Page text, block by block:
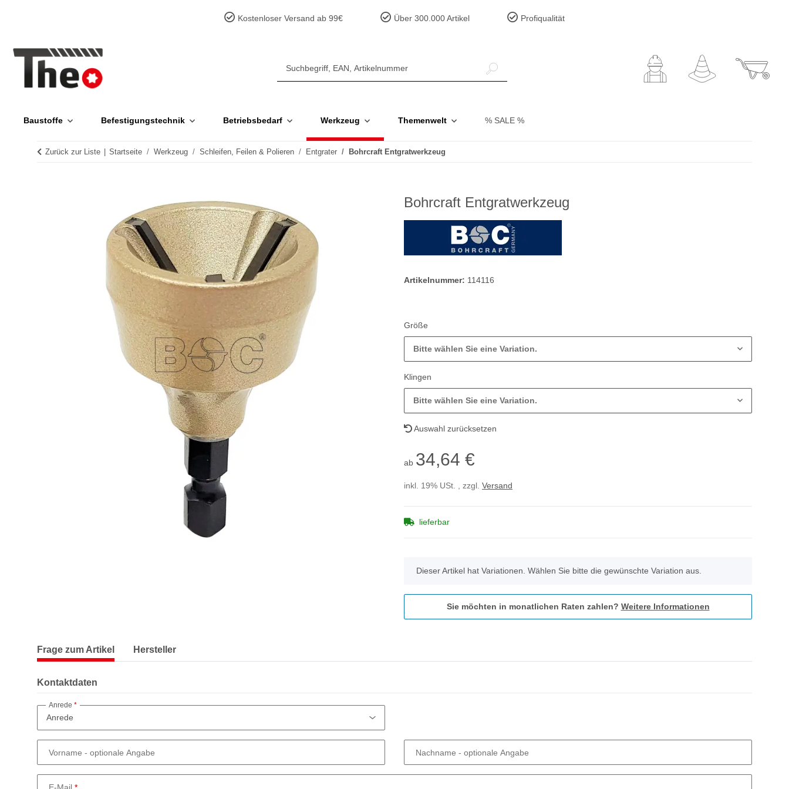
Kostenloser Versand ab 99€ Über 300.000 Artikel Profiqualität
Baustoffe Befestigungstechnik Betriebsbedarf Werkzeug Themenwelt % SALE %
Zurück zur Liste Startseite Werkzeug Schleifen, Feilen & Polieren Entgrater Bohrcraft Entgratwerkzeug
Bohrcraft Entgratwerkzeug
Artikelnummer: 114116
Größe
Bitte wählen Sie eine Variation.
Klingen
Bitte wählen Sie eine Variation.
Auswahl zurücksetzen
ab 34,64 €
inkl. 19% USt. , zzgl. Versand
lieferbar
x
Dieser Artikel hat Variationen. Wählen Sie bitte die gewünschte Variation aus.
Sie möchten in monatlichen Raten zahlen? Weitere Informationen
Frage zum Artikel Hersteller
Kontaktdaten
Anrede
Vorname - optionale Angabe Nachname - optionale Angabe
E-Mail